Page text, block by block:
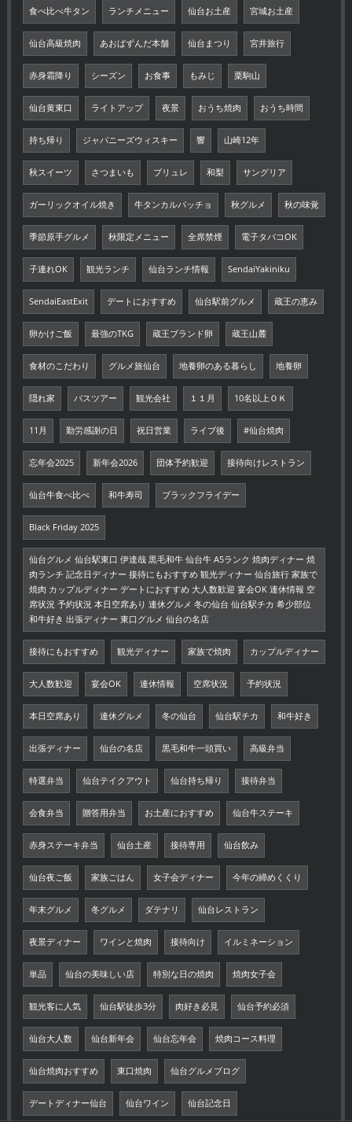
食べ比べ牛タン ランチメニュー 仙台お土産 宮城お土産
仙台高級焼肉 あおばずんだ本舗 仙台まつり 宮井旅行
赤身霜降り シーズン お食事 もみじ 栗駒山
仙台黄東口 ライトアップ 夜景 おうち焼肉 おうち時間
持ち帰り ジャパニーズウィスキー 響 山崎12年
秋スイーツ さつまいも ブリュレ 和梨 サングリア
ガーリックオイル焼き 牛タンカルパッチョ 秋グルメ 秋の味覚
季節原手グルメ 秋限定メニュー 全席禁煙 電子タバコOK
子連れOK 観光ランチ 仙台ランチ情報 SendaiYakiniku
SendaiEastExit デートにおすすめ 仙台駅前グルメ 蔵王の恵み
卵かけご飯 最強のTKG 蔵王ブランド卵 蔵王山麓
食材のこだわり グルメ旅仙台 地養卵のある暮らし 地養卵
隠れ家 バスツアー 観光会社 １１月 10名以上ＯＫ
11月 勤労感謝の日 祝日営業 ライブ後 #仙台焼肉
忘年会2025 新年会2026 団体予約歓迎 接待向けレストラン
仙台牛食べ比べ 和牛寿司 ブラックフライデー
Black Friday 2025
仙台グルメ 仙台駅東口 伊達哉 黒毛和牛 仙台牛 A5ランク 焼肉ディナー 焼
肉ランチ 記念日ディナー 接待にもおすすめ 観光ディナー 仙台旅行 家族で
焼肉 カップルディナー デートにおすすめ 大人数歓迎 宴会OK 連休情報 空
席状況 予約状況 本日空席あり 連休グルメ 冬の仙台 仙台駅チカ 希少部位
和牛好き 出張ディナー 東口グルメ 仙台の名店
接待にもおすすめ 観光ディナー 家族で焼肉 カップルディナー
大人数歓迎 宴会OK 連休情報 空席状況 予約状況
本日空席あり 連休グルメ 冬の仙台 仙台駅チカ 和牛好き
出張ディナー 仙台の名店 黒毛和牛一頭買い 高級弁当
特選弁当 仙台テイクアウト 仙台持ち帰り 接待弁当
会食弁当 贈答用弁当 お土産におすすめ 仙台牛ステーキ
赤身ステーキ弁当 仙台土産 接待専用 仙台飲み
仙台夜ご飯 家族ごはん 女子会ディナー 今年の締めくくり
年末グルメ 冬グルメ ダテナリ 仙台レストラン
夜景ディナー ワインと焼肉 接待向け イルミネーション
単品 仙台の美味しい店 特別な日の焼肉 焼肉女子会
観光客に人気 仙台駅徒歩3分 肉好き必見 仙台予約必須
仙台大人数 仙台新年会 仙台忘年会 焼肉コース料理
仙台焼肉おすすめ 東口焼肉 仙台グルメブログ
デートディナー仙台 仙台ワイン 仙台記念日